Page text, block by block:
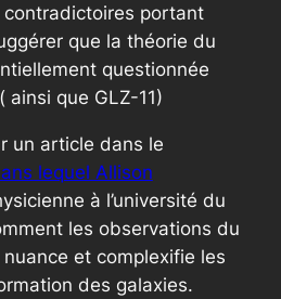
portant
que la théorie du
questionnée
que GLZ-11)
un article dans le
lequel Allison
à l’université du
les observations du
et complexifie les
des galaxies.